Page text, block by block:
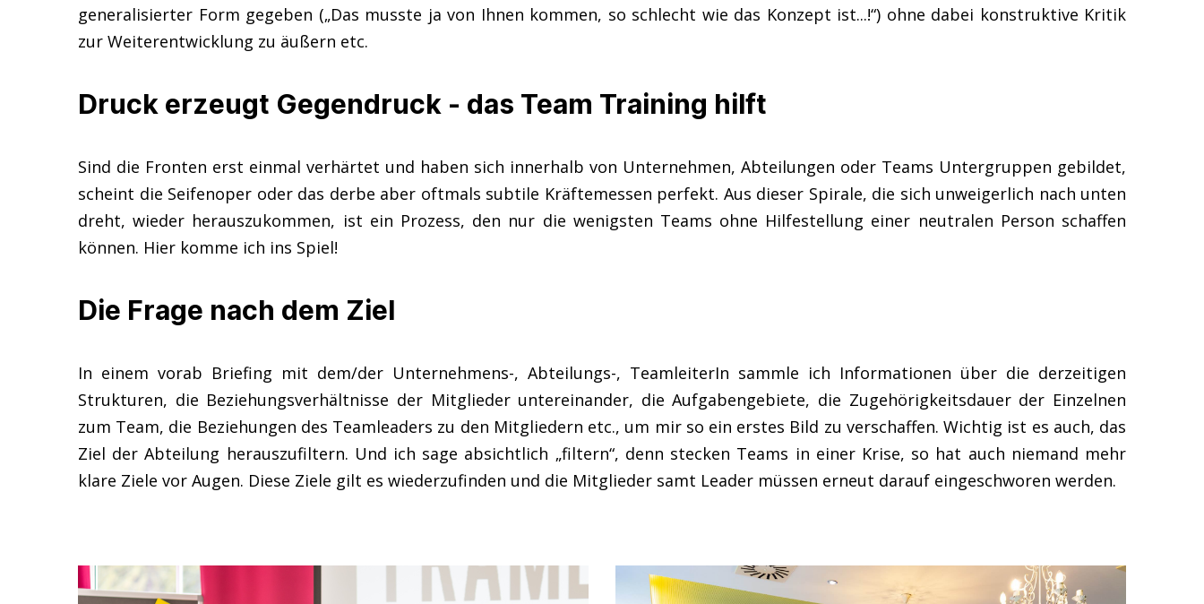
generalisierter Form gegeben („Das musste ja von Ihnen kommen, so schlecht wie das Konzept ist...!“) ohne dabei konstruktive Kritik
zur Weiterentwicklung zu äußern etc.
Druck erzeugt Gegendruck - das Team Training hilft
Sind die Fronten erst einmal verhärtet und haben sich innerhalb von Unternehmen, Abteilungen oder Teams Untergruppen gebildet,
scheint die Seifenoper oder das derbe aber oftmals subtile Kräftemessen perfekt. Aus dieser Spirale, die sich unweigerlich nach unten
dreht, wieder herauszukommen, ist ein Prozess, den nur die wenigsten Teams ohne Hilfestellung einer neutralen Person schaffen
können. Hier komme ich ins Spiel!
Die Frage nach dem Ziel
In einem vorab Briefing mit dem/der Unternehmens-, Abteilungs-, TeamleiterIn sammle ich Informationen über die derzeitigen
Strukturen, die Beziehungsverhältnisse der Mitglieder untereinander, die Aufgabengebiete, die Zugehörigkeitsdauer der Einzelnen
zum Team, die Beziehungen des Teamleaders zu den Mitgliedern etc., um mir so ein erstes Bild zu verschaffen. Wichtig ist es auch, das
Ziel der Abteilung herauszufiltern. Und ich sage absichtlich „filtern“, denn stecken Teams in einer Krise, so hat auch niemand mehr
klare Ziele vor Augen. Diese Ziele gilt es wiederzufinden und die Mitglieder samt Leader müssen erneut darauf eingeschworen werden.